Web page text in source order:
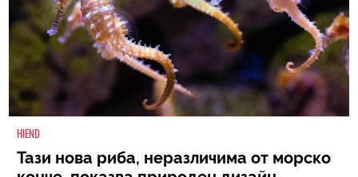
HIEND
Тази нова риба, неразличима от морско